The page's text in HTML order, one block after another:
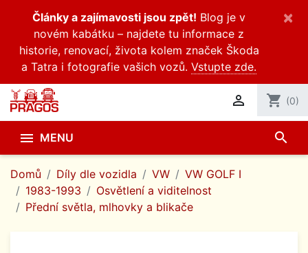
Články a zajímavosti jsou zpět! Blog je v
novém kabátku – najdete tu informace z
historie, renovací, života kolem značek Škoda
a Tatra i fotografie vašich vozů. Vstupte zde.
×
 shopping_cart (0)
 MENU search
Domů Díly dle vozidla VW
VW GOLF I
1983-1993
Osvětlení a viditelnost
Přední světla, mlhovky a blikače